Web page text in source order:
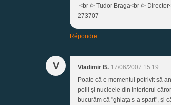
<br /> Tudor Braga<br />
273707
Répondre
V Vladimir B. 17/06/2007 15:19
Poate că e momentul potrivit să
polii şi nucleele din interiorul
bucurăm că "ghiaţa s-a spart", şi